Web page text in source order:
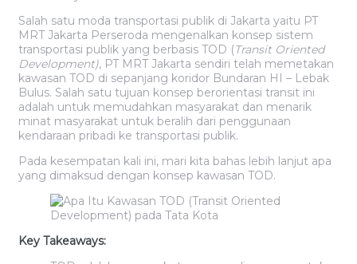
Salah satu moda transportasi publik di Jakarta yaitu PT
MRT Jakarta Perseroda mengenalkan konsep sistem
transportasi publik yang berbasis TOD (Transit Oriented
Development), PT MRT Jakarta sendiri telah memetakan
kawasan TOD di sepanjang koridor Bundaran HI – Lebak
Bulus. Salah satu tujuan konsep berorientasi transit ini
adalah untuk memudahkan masyarakat dan menarik
minat masyarakat untuk beralih dari penggunaan
kendaraan pribadi ke transportasi publik.
Pada kesempatan kali ini, mari kita bahas lebih lanjut apa
yang dimaksud dengan konsep kawasan TOD.
Key Takeaways: